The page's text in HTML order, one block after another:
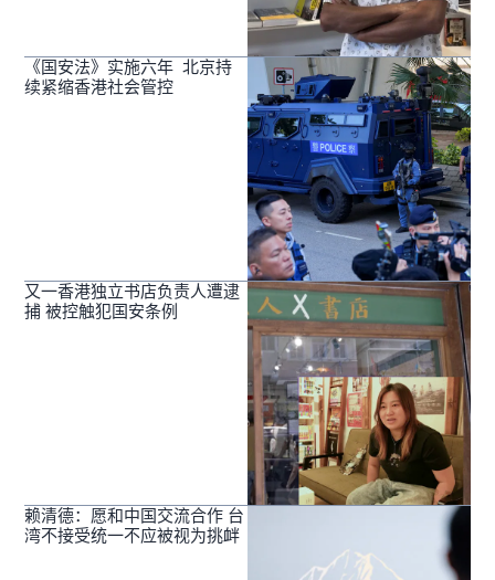
《国安法》实施六年 北京持
续紧缩香港社会管控
又一香港独立书店负责人遭逮
捕 被控触犯国安条例
赖清德：愿和中国交流合作 台
湾不接受统一不应被视为挑衅